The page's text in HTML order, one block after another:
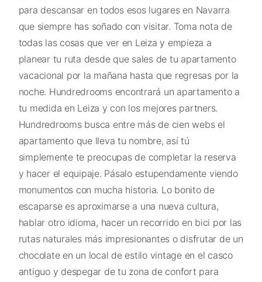
para descansar en todos esos lugares en Navarra
que siempre has soñado con visitar. Toma nota de
todas las cosas que ver en Leiza y empieza a
planear tu ruta desde que sales de tu apartamento
vacacional por la mañana hasta que regresas por la
noche. Hundredrooms encontrará un apartamento a
tu medida en Leiza y con los mejores partners.
Hundredrooms busca entre más de cien webs el
apartamento que lleva tu nombre, así tú
simplemente te preocupas de completar la reserva
y hacer el equipaje. Pásalo estupendamente viendo
monumentos con mucha historia. Lo bonito de
escaparse es aproximarse a una nueva cultura,
hablar otro idioma, hacer un recorrido en bici por las
rutas naturales más impresionantes o disfrutar de un
chocolate en un local de estilo vintage en el casco
antiguo y despegar de tu zona de confort para